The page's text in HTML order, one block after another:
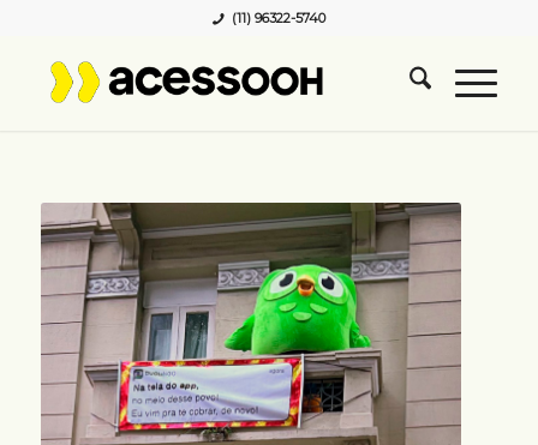
(11) 96322-5740